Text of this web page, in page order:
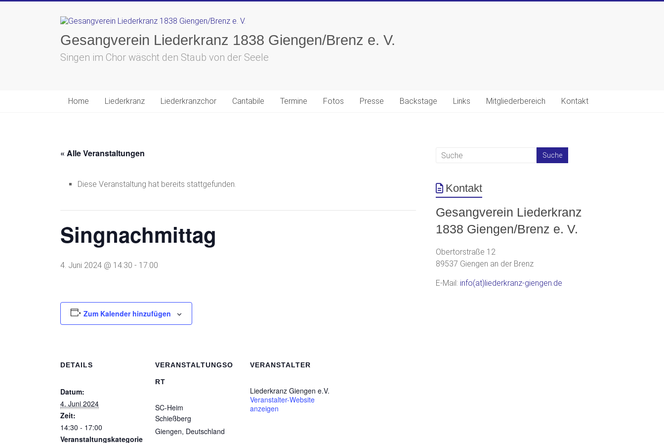
Gesangverein Liederkranz 1838 Giengen/Brenz e. V.
Singen im Chor wäscht den Staub von der Seele
Home Liederkranz Liederkranzchor Cantabile Termine Fotos Presse Backstage Links Mitgliederbereich Kontakt
« Alle Veranstaltungen
Diese Veranstaltung hat bereits stattgefunden.
Singnachmittag
4. Juni 2024 @ 14:30 - 17:00
Zum Kalender hinzufügen
DETAILS
Datum:
4. Juni 2024
Zeit:
14:30 - 17:00
Veranstaltungskategorie
VERANSTALTUNGSO
RT
SC-Heim
Schießberg
Giengen, Deutschland
VERANSTALTER
Liederkranz Giengen e.V.
Veranstalter-Website
anzeigen
Kontakt
Gesangverein Liederkranz
1838 Giengen/Brenz e. V.
Obertorstraße 12
89537 Giengen an der Brenz
E-Mail: info(at)liederkranz-giengen.de